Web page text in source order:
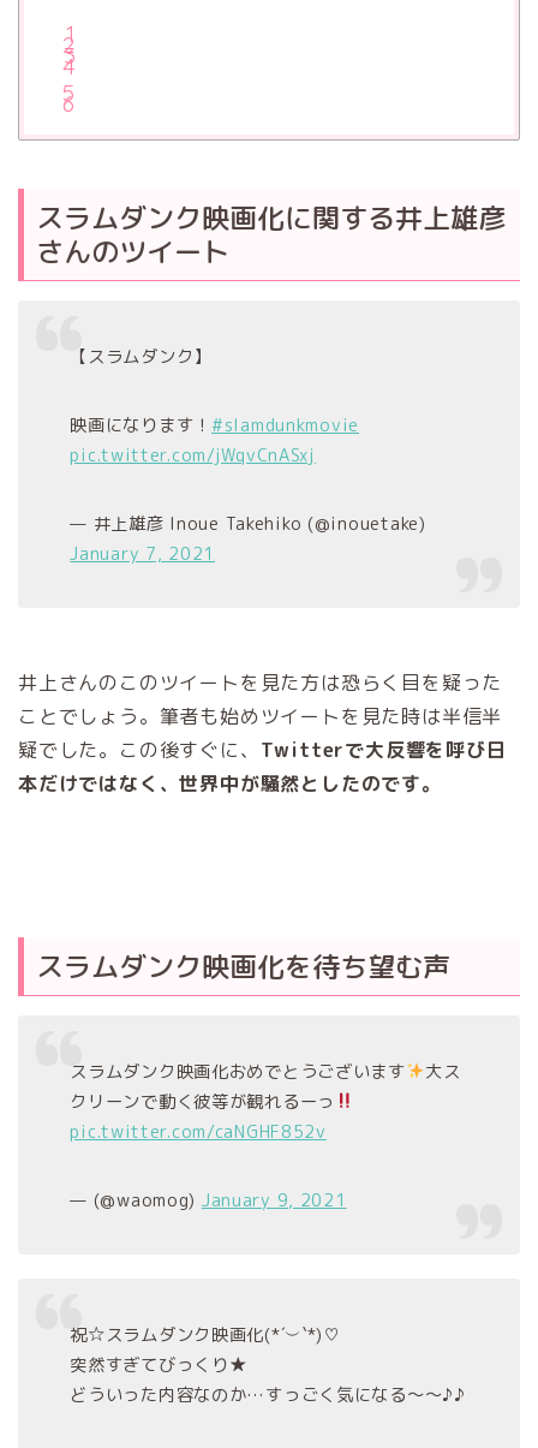
スラムダンク映画化に関する井上雄彦
さんのツイート
【スラムダンク】
映画になります！ #slamdunkmovie
pic.twitter.com/jWqvCnASxj
— 井上雄彦 Inoue Takehiko (@inouetake)
January 7, 2021
井上さんのこのツイートを見た方は恐らく目を疑った
ことでしょう。筆者も始めツイートを見た時は半信半
疑でした。この後すぐに、 Twitterで大反響を呼び日
本だけではなく、世界中が騒然としたのです。
スラムダンク映画化を待ち望む声
スラムダンク映画化おめでとうございます
大ス
クリーンで動く彼等が観れるーっ
pic.twitter.com/caNGHF852v
— (@waomog) January 9, 2021
祝☆スラムダンク映画化(*´︶`*)♡
突然すぎてびっくり★
どういった内容なのか…すっごく気になる～～♪♪